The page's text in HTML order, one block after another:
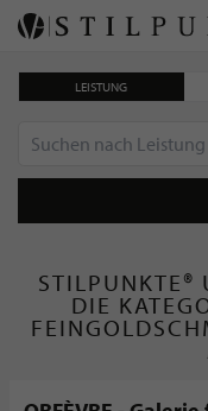
LEISTUNG
STILPUNKTE®
DIE